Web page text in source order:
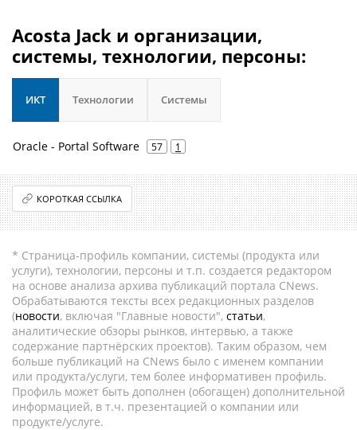
Acosta Jack и организации,
системы, технологии, персоны:
ИКТ Технологии Системы
Oracle - Portal Software 57 1
КОРОТКАЯ ССЫЛКА
* Страница-профиль компании, системы (продукта или
услуги), технологии, персоны и т.п. создается редактором
на основе анализа архива публикаций портала CNews.
Обрабатываются тексты всех редакционных разделов
(новости, включая "Главные новости", статьи,
аналитические обзоры рынков, интервью, а также
содержание партнёрских проектов). Таким образом, чем
больше публикаций на CNews было с именем компании
или продукта/услуги, тем более информативен профиль.
Профиль может быть дополнен (обогащен) дополнительной
информацией, в т.ч. презентацией о компании или
продукте/услуге.